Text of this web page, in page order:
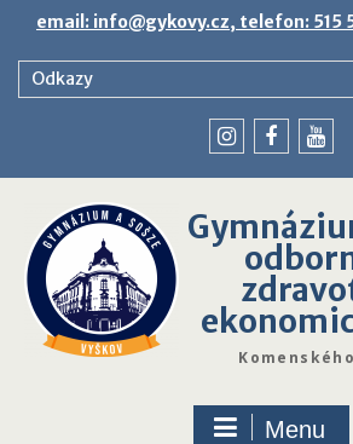
content
email: info@gykovy.cz, telefon: 515
Odkazy
Menu